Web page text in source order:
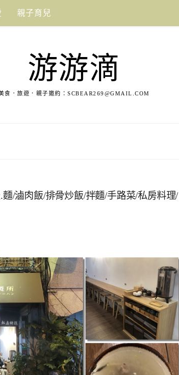
親子育兒
游游滴
食．旅遊．親子邀約： SCBEAR269@GMAIL.COM
/滷肉飯/排骨炒飯/拌麵/手路菜/私房料理/